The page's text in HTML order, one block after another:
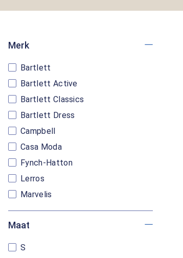
Merk
Bartlett
Bartlett Active
Bartlett Classics
Bartlett Dress
Campbell
Casa Moda
Fynch-Hatton
Lerros
Marvelis
Maat
S